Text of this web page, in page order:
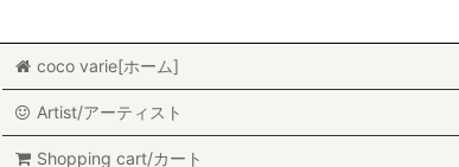
coco varie[ホーム]
Artist/アーティスト
Shopping cart/カート